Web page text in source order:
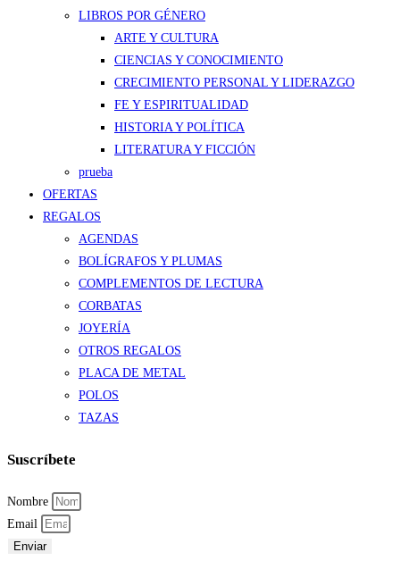
LIBROS POR GÉNERO
ARTE Y CULTURA
CIENCIAS Y CONOCIMIENTO
CRECIMIENTO PERSONAL Y LIDERAZGO
FE Y ESPIRITUALIDAD
HISTORIA Y POLÍTICA
LITERATURA Y FICCIÓN
prueba
OFERTAS
REGALOS
AGENDAS
BOLÍGRAFOS Y PLUMAS
COMPLEMENTOS DE LECTURA
CORBATAS
JOYERÍA
OTROS REGALOS
PLACA DE METAL
POLOS
TAZAS
Suscríbete
Nombre
Email
Enviar